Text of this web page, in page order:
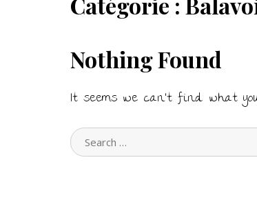
Nothing Found
It seems we can’t find what
SEARCH
FOR: